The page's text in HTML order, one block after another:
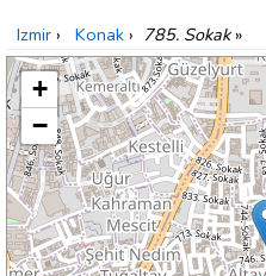
Izmir › Konak › 785. Sokak»
+
−